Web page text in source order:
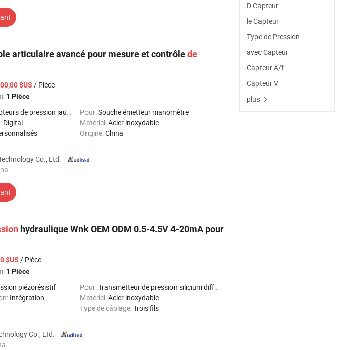
articulaire avancé pour mesure et contrôlede
$US / Pièce
1 Pièce
pression jauges de contrainte Pour:Souche émetteur manomètre
Digital Matériel:Acier inoxydable
Origine:China
Co., Ltd.
hydraulique Wnk OEM ODM 0.5-4.5V 4-20mA pour
$US / Pièce
1 Pièce
piézorésistif Pour:Transmetteur de pression silicium diffuse
Intégration Matériel:Acier inoxydable
Type de câblage:Trois fils
Co., Ltd.
D Capteur
le Capteur
Type de Pression
avec Capteur
Capteur A/f
Capteur V
plus